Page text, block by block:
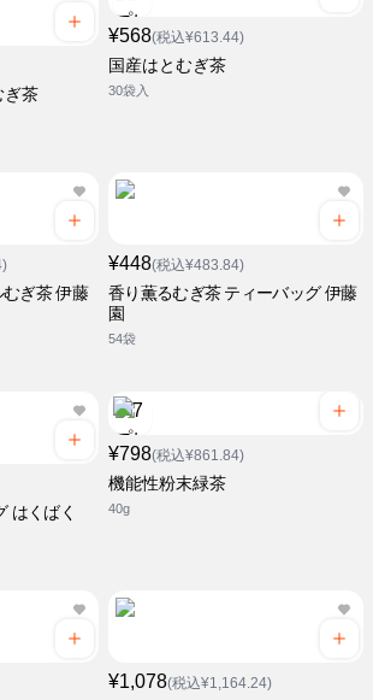
ぎ茶
¥568(税込¥613.44)
国産はとむぎ茶
30袋入
ぎ茶 伊藤
¥448(税込¥483.84)
香り薫るむぎ茶 ティーバッグ 伊藤
園
54袋
はくばく
¥798(税込¥861.84)
機能性粉末緑茶
40g
¥1,078(税込¥1,164.24)